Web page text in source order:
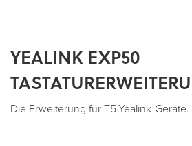
Zum
Anfang
der
springen
YEALINK EXP50
Die Erweiterung für T5-Yealink-Geräte.